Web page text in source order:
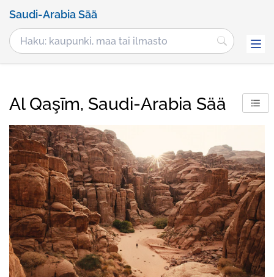
Saudi-Arabia Sää
Al Qaşīm, Saudi-Arabia Sää